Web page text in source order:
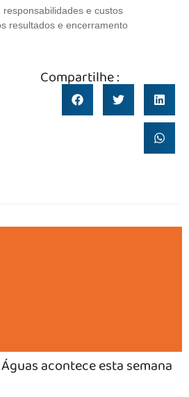
e custos
resultados e encerramento
Compartilhe :
acontece esta semana